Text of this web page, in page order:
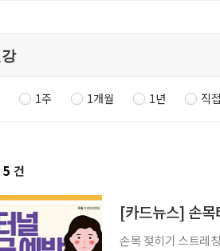
1주 1개월 1년 직
5 건
[카드뉴스] 손목
손목 젖히기 스트레칭 평소 손바닥이 아래를 향한 상태로 손목을 굽히는 동작을 많이